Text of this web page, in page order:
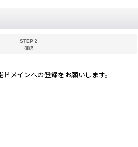
STEP 2
確認
メインへの登録をお願いします。